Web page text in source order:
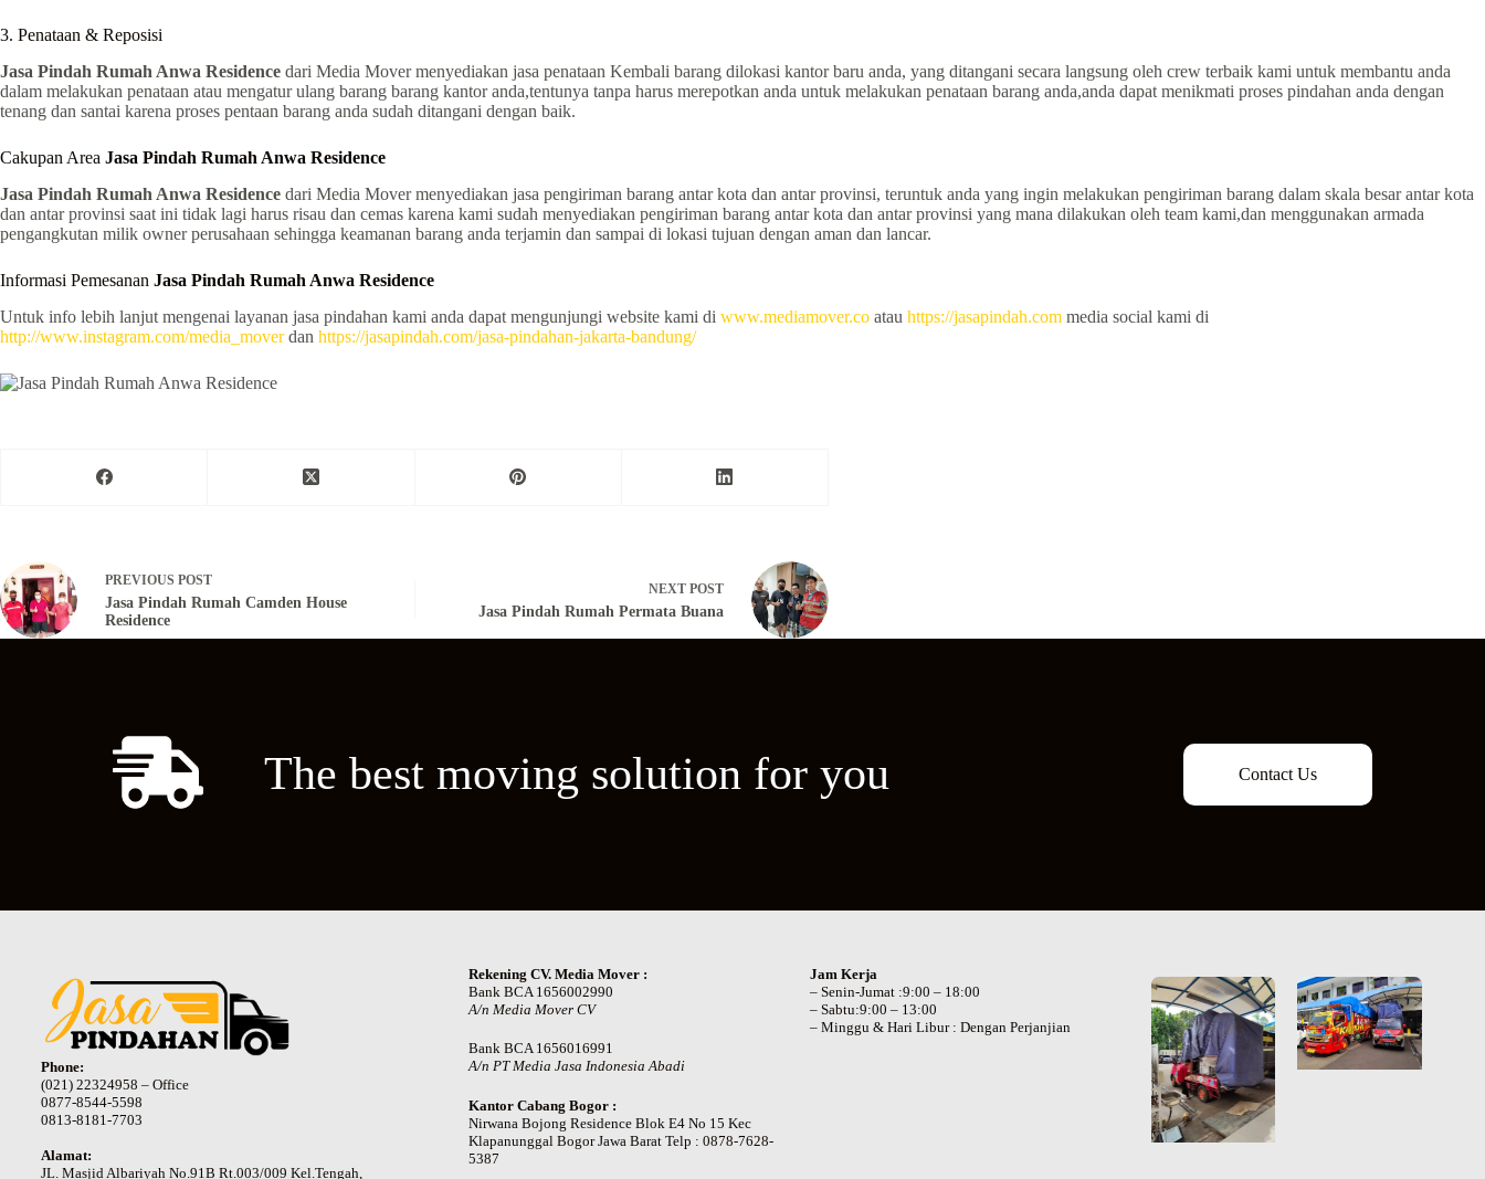
3. Penataan & Reposisi
Jasa Pindah Rumah Anwa Residence dari Media Mover menyediakan jasa penataan Kembali barang dilokasi kantor baru anda, yang ditangani secara langsung oleh crew terbaik kami untuk membantu anda
dalam melakukan penataan atau mengatur ulang barang barang kantor anda,tentunya tanpa harus merepotkan anda untuk melakukan penataan barang anda,anda dapat menikmati proses pindahan anda dengan
tenang dan santai karena proses pentaan barang anda sudah ditangani dengan baik.
Cakupan Area Jasa Pindah Rumah Anwa Residence
Jasa Pindah Rumah Anwa Residence dari Media Mover menyediakan jasa pengiriman barang antar kota dan antar provinsi, teruntuk anda yang ingin melakukan pengiriman barang dalam skala besar antar kota
dan antar provinsi saat ini tidak lagi harus risau dan cemas karena kami sudah menyediakan pengiriman barang antar kota dan antar provinsi yang mana dilakukan oleh team kami,dan menggunakan armada
pengangkutan milik owner perusahaan sehingga keamanan barang anda terjamin dan sampai di lokasi tujuan dengan aman dan lancar.
Informasi Pemesanan Jasa Pindah Rumah Anwa Residence
Untuk info lebih lanjut mengenai layanan jasa pindahan kami anda dapat mengunjungi website kami di www.mediamover.co atau https://jasapindah.com media social kami di
http://www.instagram.com/media_moverdan https://jasapindah.com/jasa-pindahan-jakarta-bandung/
PREVIOUS POST
Jasa Pindah Rumah Camden House
Residence
NEXT POST
Jasa Pindah Rumah Permata Buana
The best moving solution for you Contact Us
Phone:
(021) 22324958 – Office
0877-8544-5598
0813-8181-7703
Alamat:
JL. Masjid Albariyah No.91B Rt.003/009 Kel.Tengah,
Rekening CV. Media Mover :
Bank BCA 1656002990
A/n Media Mover CV
Bank BCA 1656016991
A/n PT Media Jasa Indonesia Abadi
Kantor Cabang Bogor :
Nirwana Bojong Residence Blok E4 No 15 Kec
Klapanunggal Bogor Jawa Barat Telp : 0878-7628-
5387
Jam Kerja
– Senin-Jumat :9:00 – 18:00
– Sabtu:9:00 – 13:00
– Minggu & Hari Libur : Dengan Perjanjian